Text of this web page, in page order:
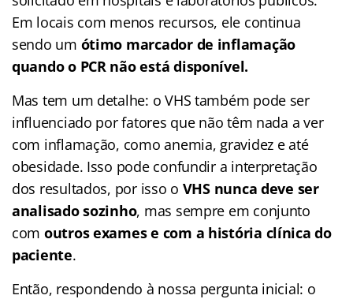
Em locais com menos recursos, ele continua
sendo um ótimo marcador de inflamação
quando o PCR não está disponível.
Mas tem um detalhe: o VHS também pode ser
influenciado por fatores que não têm nada a ver
com inflamação, como anemia, gravidez e até
obesidade. Isso pode confundir a interpretação
dos resultados, por isso o VHS nunca deve ser
analisado sozinho, mas sempre em conjunto
com outros exames e com a história clínica do
paciente.
Então, respondendo à nossa pergunta inicial: o